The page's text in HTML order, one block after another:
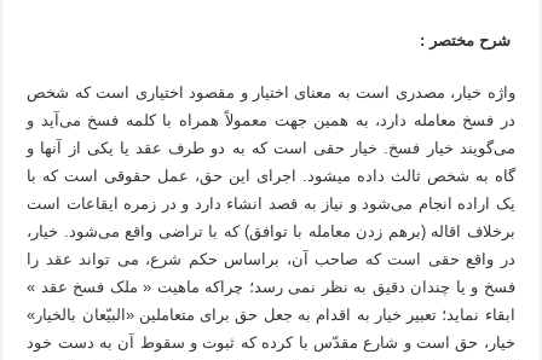
شرح مختصر :
واژه خیار، مصدری است به معنای اختیار و مقصود اختیاری است که شخص
در فسخ معامله دارد، به همین جهت معمولاً همراه با کلمه فسخ می‌آید و
می‌گویند خیار فسخ. خیار حقی است که به دو طرف عقد یا یکی از آنها و
گاه به شخص ثالث داده می­شود. اجرای این حق، عمل حقوقی است که با
یک اراده انجام می‌شود و نیاز به قصد انشاء دارد و در زمره ایقاعات است
برخلاف اقاله (برهم زدن معامله با توافق) که با تراضی واقع می‌شود. خیار،
در واقع حقی است که صاحب آن، براساس حکم شرع، می تواند عقد را
فسخ و یا چندان دقیق به نظر نمی رسد؛ چراکه ماهیت « ملک فسخ عقد »
ابقاء نماید؛ تعبیر خیار به اقدام به جعل حق برای متعاملین «البیّعان بالخیار»
خیار، حق است و شارع مقدّس با کرده که ثبوت و سقوط آن به دست خود